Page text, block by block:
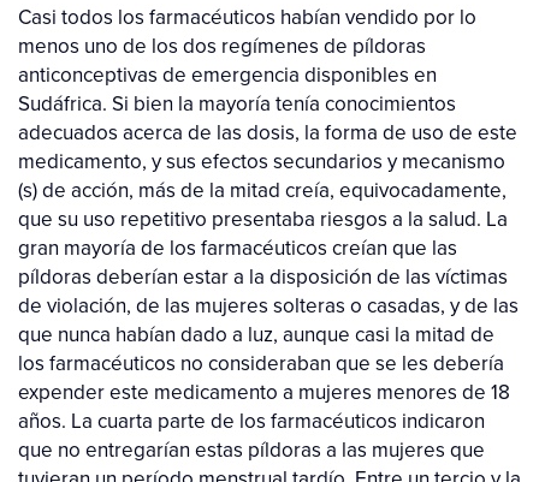
Casi todos los farmacéuticos habían vendido por lo
menos uno de los dos regímenes de píldoras
anticonceptivas de emergencia disponibles en
Sudáfrica. Si bien la mayoría tenía conocimientos
adecuados acerca de las dosis, la forma de uso de este
medicamento, y sus efectos secundarios y mecanismo
(s) de acción, más de la mitad creía, equivocadamente,
que su uso repetitivo presentaba riesgos a la salud. La
gran mayoría de los farmacéuticos creían que las
píldoras deberían estar a la disposición de las víctimas
de violación, de las mujeres solteras o casadas, y de las
que nunca habían dado a luz, aunque casi la mitad de
los farmacéuticos no consideraban que se les debería
expender este medicamento a mujeres menores de 18
años. La cuarta parte de los farmacéuticos indicaron
que no entregarían estas píldoras a las mujeres que